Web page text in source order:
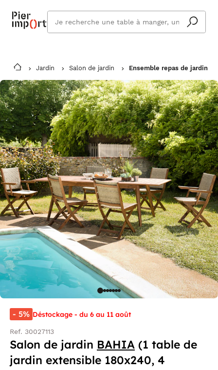
cherchez
vous ?
Jardin Salon de jardin Ensemble repas de jardin
- 5% Déstockage - du 6 au 11 août
Ref. 30027113
Salon de jardin BAHIA (1 table de
jardin extensible 180x240, 4